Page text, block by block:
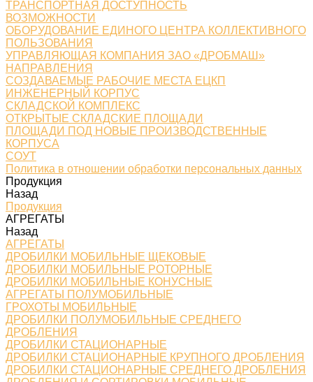
ТРАНСПОРТНАЯ ДОСТУПНОСТЬ
ВОЗМОЖНОСТИ
ОБОРУДОВАНИЕ ЕДИНОГО ЦЕНТРА КОЛЛЕКТИВНОГО
ПОЛЬЗОВАНИЯ
УПРАВЛЯЮЩАЯ КОМПАНИЯ ЗАО «ДРОБМАШ»
НАПРАВЛЕНИЯ
СОЗДАВАЕМЫЕ РАБОЧИЕ МЕСТА ЕЦКП
ИНЖЕНЕРНЫЙ КОРПУС
СКЛАДСКОЙ КОМПЛЕКС
ОТКРЫТЫЕ СКЛАДСКИЕ ПЛОЩАДИ
ПЛОЩАДИ ПОД НОВЫЕ ПРОИЗВОДСТВЕННЫЕ
КОРПУСА
СОУТ
Политика в отношении обработки персональных данных
Продукция
Назад
Продукция
АГРЕГАТЫ
Назад
АГРЕГАТЫ
ДРОБИЛКИ МОБИЛЬНЫЕ ЩЕКОВЫЕ
ДРОБИЛКИ МОБИЛЬНЫЕ РОТОРНЫЕ
ДРОБИЛКИ МОБИЛЬНЫЕ КОНУСНЫЕ
АГРЕГАТЫ ПОЛУМОБИЛЬНЫЕ
ГРОХОТЫ МОБИЛЬНЫЕ
ДРОБИЛКИ ПОЛУМОБИЛЬНЫЕ СРЕДНЕГО
ДРОБЛЕНИЯ
ДРОБИЛКИ СТАЦИОНАРНЫЕ
ДРОБИЛКИ СТАЦИОНАРНЫЕ КРУПНОГО ДРОБЛЕНИЯ
ДРОБИЛКИ СТАЦИОНАРНЫЕ СРЕДНЕГО ДРОБЛЕНИЯ